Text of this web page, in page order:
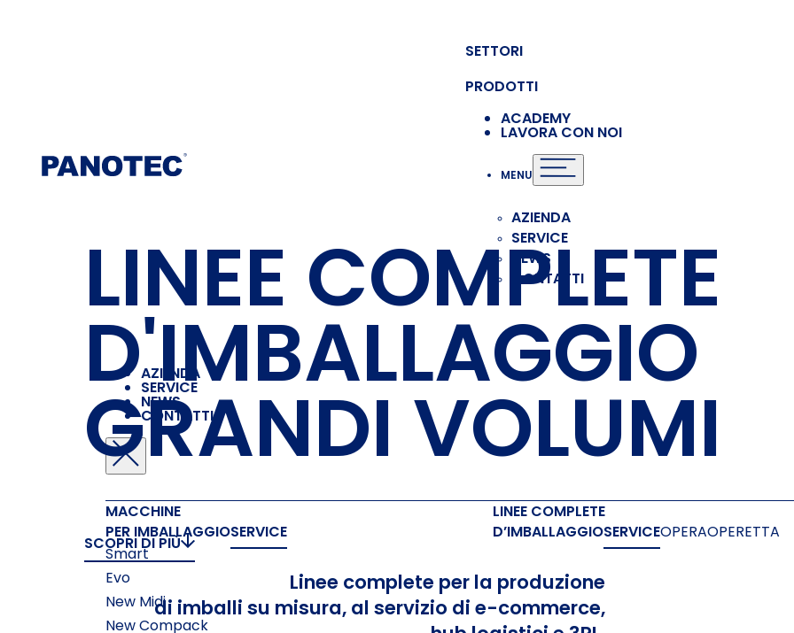
SETTORI
PRODOTTI
ACADEMY
LAVORA CON NOI
MENU
AZIENDA
SERVICE
NEWS
CONTATTI
AZIENDA
SERVICE
NEWS
CONTATTI
MACCHINE
PER IMBALLAGGIOSERVICE
Smart
Evo
New Midi
New Compack
LINEE COMPLETE
D’IMBALLAGGIOSERVICEOPERAOPERETTA
LINEE COMPLETE
D'IMBALLAGGIO
GRANDI VOLUMI
SCOPRI DI PIÙ
Linee complete per la produzione
di imballi su misura, al servizio di e-commerce,